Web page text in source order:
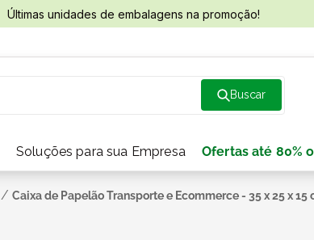
Últimas unidades de embalagens na promoção!
Soluções para sua Empresa Ofertas até 80%
/ Caixa de Papelão Transporte e Ecommerce - 35 x 25 x 15